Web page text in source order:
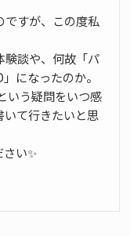
ですが、この度私
験談や、何故「パ
になったのか。
いう疑問をいつ感
いて行きたいと思
い✨